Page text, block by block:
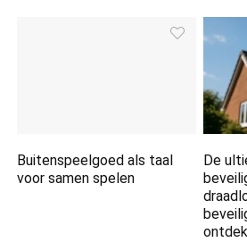
Buitenspeelgoed als taal
voor samen spelen
De